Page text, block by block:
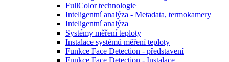
FullColor technologie
Inteligentní analýza - Metadata, termokamery
Inteligentní analýza
Systémy měření teploty
Instalace systémů měření teploty
Funkce Face Detection - představení